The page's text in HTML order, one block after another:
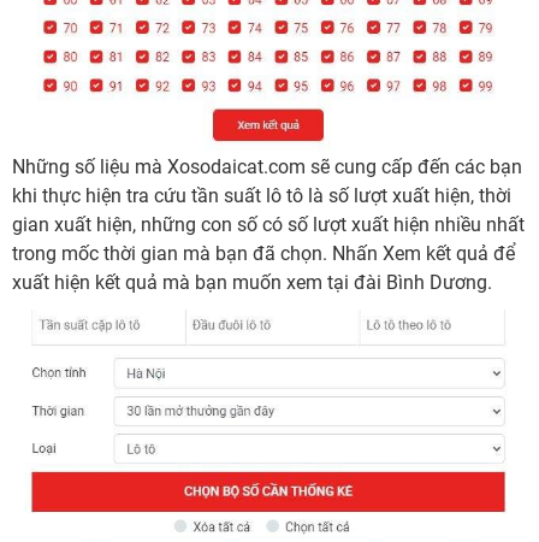
Những số liệu mà Xosodaicat.com sẽ cung cấp đến các bạn
khi thực hiện tra cứu tần suất lô tô là số lượt xuất hiện, thời
gian xuất hiện, những con số có số lượt xuất hiện nhiều nhất
trong mốc thời gian mà bạn đã chọn. Nhấn Xem kết quả để
xuất hiện kết quả mà bạn muốn xem tại đài Bình Dương.